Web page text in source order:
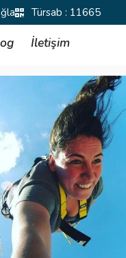
Türsab : 11665
İletişim